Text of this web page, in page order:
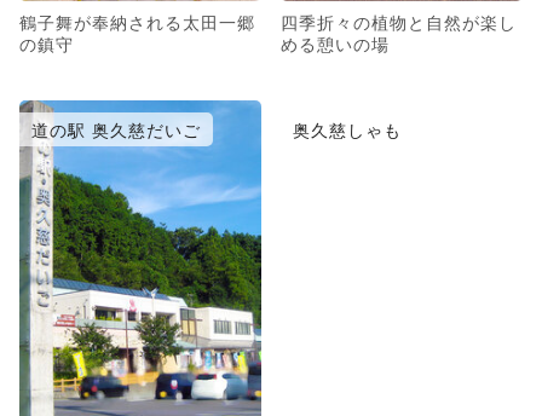
鶴子舞が奉納される太田一郷
の鎮守
四季折々の植物と自然が楽し
める憩いの場
道の駅 奥久慈だいご 奥久慈しゃも